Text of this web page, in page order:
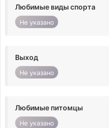
Любимые виды спорта
Не указано
Выход
Не указано
Любимые питомцы
Не указано